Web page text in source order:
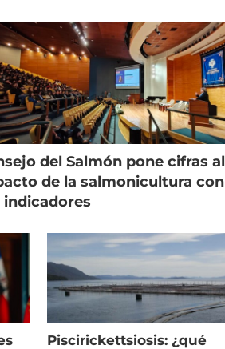
del Salmón pone cifras al
de la salmonicultura con
indicadores
Piscirickettsiosis: ¿qué